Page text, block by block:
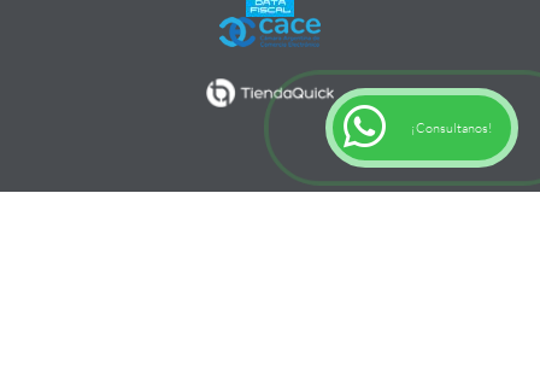
¡Consultanos!